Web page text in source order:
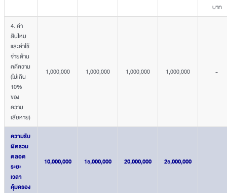
บาท
4. ค่า
สินไหม
และค่าใช้
จ่ายด้าน
คดีความ
(ไม่เกิน
10%
ของ
ความ
เสียหาย)
1,000,000 1,000,000 1,000,000 1,000,000 -
ความรับ
ผิดรวม
ตลอด
ระยะ
เวลา
คุ้มครอง
10,000,000 15,000,000 20,000,000 25,000,000